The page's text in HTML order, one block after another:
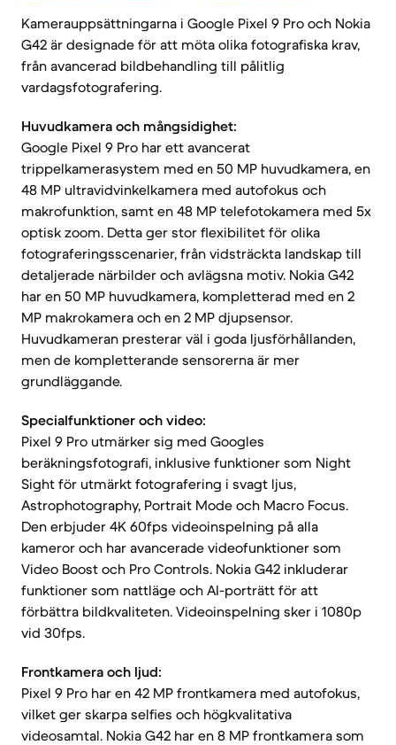
Kamerauppsättningarna i Google Pixel 9 Pro och Nokia
G42 är designade för att möta olika fotografiska krav,
från avancerad bildbehandling till pålitlig
vardagsfotografering.
Huvudkamera och mångsidighet:
Google Pixel 9 Pro har ett avancerat
trippelkamerasystem med en 50 MP huvudkamera, en
48 MP ultravidvinkelkamera med autofokus och
makrofunktion, samt en 48 MP telefotokamera med 5x
optisk zoom. Detta ger stor flexibilitet för olika
fotograferingsscenarier, från vidsträckta landskap till
detaljerade närbilder och avlägsna motiv. Nokia G42
har en 50 MP huvudkamera, kompletterad med en 2
MP makrokamera och en 2 MP djupsensor.
Huvudkameran presterar väl i goda ljusförhållanden,
men de kompletterande sensorerna är mer
grundläggande.
Specialfunktioner och video:
Pixel 9 Pro utmärker sig med Googles
beräkningsfotografi, inklusive funktioner som Night
Sight för utmärkt fotografering i svagt ljus,
Astrophotography, Portrait Mode och Macro Focus.
Den erbjuder 4K 60fps videoinspelning på alla
kameror och har avancerade videofunktioner som
Video Boost och Pro Controls. Nokia G42 inkluderar
funktioner som nattläge och AI-porträtt för att
förbättra bildkvaliteten. Videoinspelning sker i 1080p
vid 30fps.
Frontkamera och ljud:
Pixel 9 Pro har en 42 MP frontkamera med autofokus,
vilket ger skarpa selfies och högkvalitativa
videosamtal. Nokia G42 har en 8 MP frontkamera som